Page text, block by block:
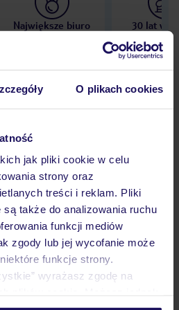
O plikach cookies
jak pliki cookie w celu
strony oraz
treści i reklam. Pliki
także do analizowania ruchu
funkcji mediów
zgody lub jej wycofanie może
funkcje strony.
wyrażasz zgodę na
Największe biuro
30 lat w